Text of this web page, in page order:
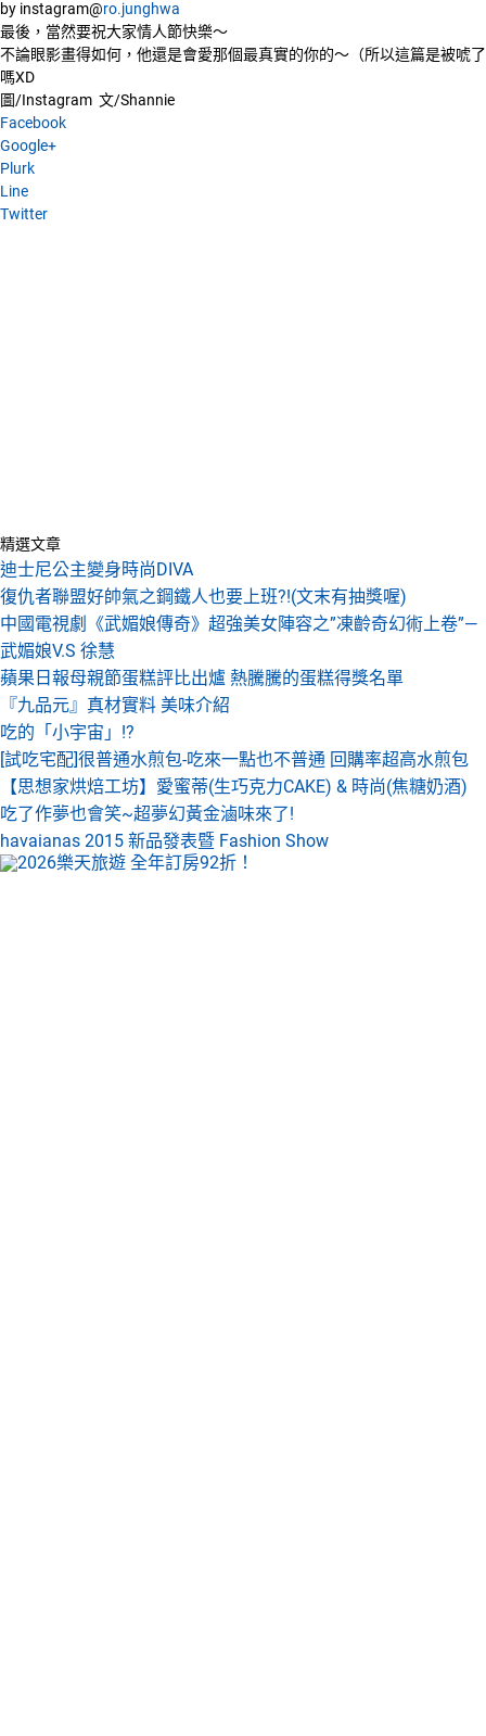
by instagram@ro.junghwa
最後，當然要祝大家情人節快樂～
不論眼影畫得如何，他還是會愛那個最真實的你的～（所以這篇是被唬了
嗎XD
圖/Instagram 文/Shannie
Facebook
Google+
Plurk
Line
Twitter
精選文章
迪士尼公主變身時尚DIVA
復仇者聯盟好帥氣之鋼鐵人也要上班?!(文末有抽獎喔)
中國電視劇《武媚娘傳奇》超強美女陣容之”凍齡奇幻術上卷”—
武媚娘V.S 徐慧
蘋果日報母親節蛋糕評比出爐 熱騰騰的蛋糕得獎名單
『九品元』真材實料 美味介紹
吃的「小宇宙」!?
[試吃宅配]很普通水煎包-吃來一點也不普通 回購率超高水煎包
【思想家烘焙工坊】愛蜜蒂(生巧克力CAKE) & 時尚(焦糖奶酒)
吃了作夢也會笑~超夢幻黃金滷味來了!
havaianas 2015 新品發表暨 Fashion Show